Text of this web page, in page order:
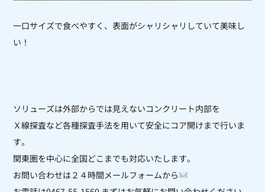
一口サイズで食べやすく、表面がシャリシャリしていて美味し
い！
ソリューズは外部からでは見えないコンクリート内部を
Ｘ線探査など各種探査手法を用いて安全にコア開けまで行いま
す。
関東圏を中心に全国どこまでも対応いたします。
お問い合わせは２４時間メールフォームから